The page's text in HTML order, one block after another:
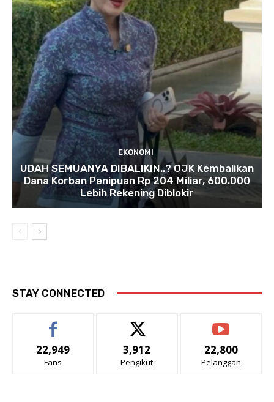
EKONOMI
UDAH SEMUANYA DIBALIKIN..? OJK Kembalikan
Dana Korban Penipuan Rp 204 Miliar, 600.000
Lebih Rekening Diblokir
STAY CONNECTED
22,949
Fans
3,912
Pengikut
22,800
Pelanggan